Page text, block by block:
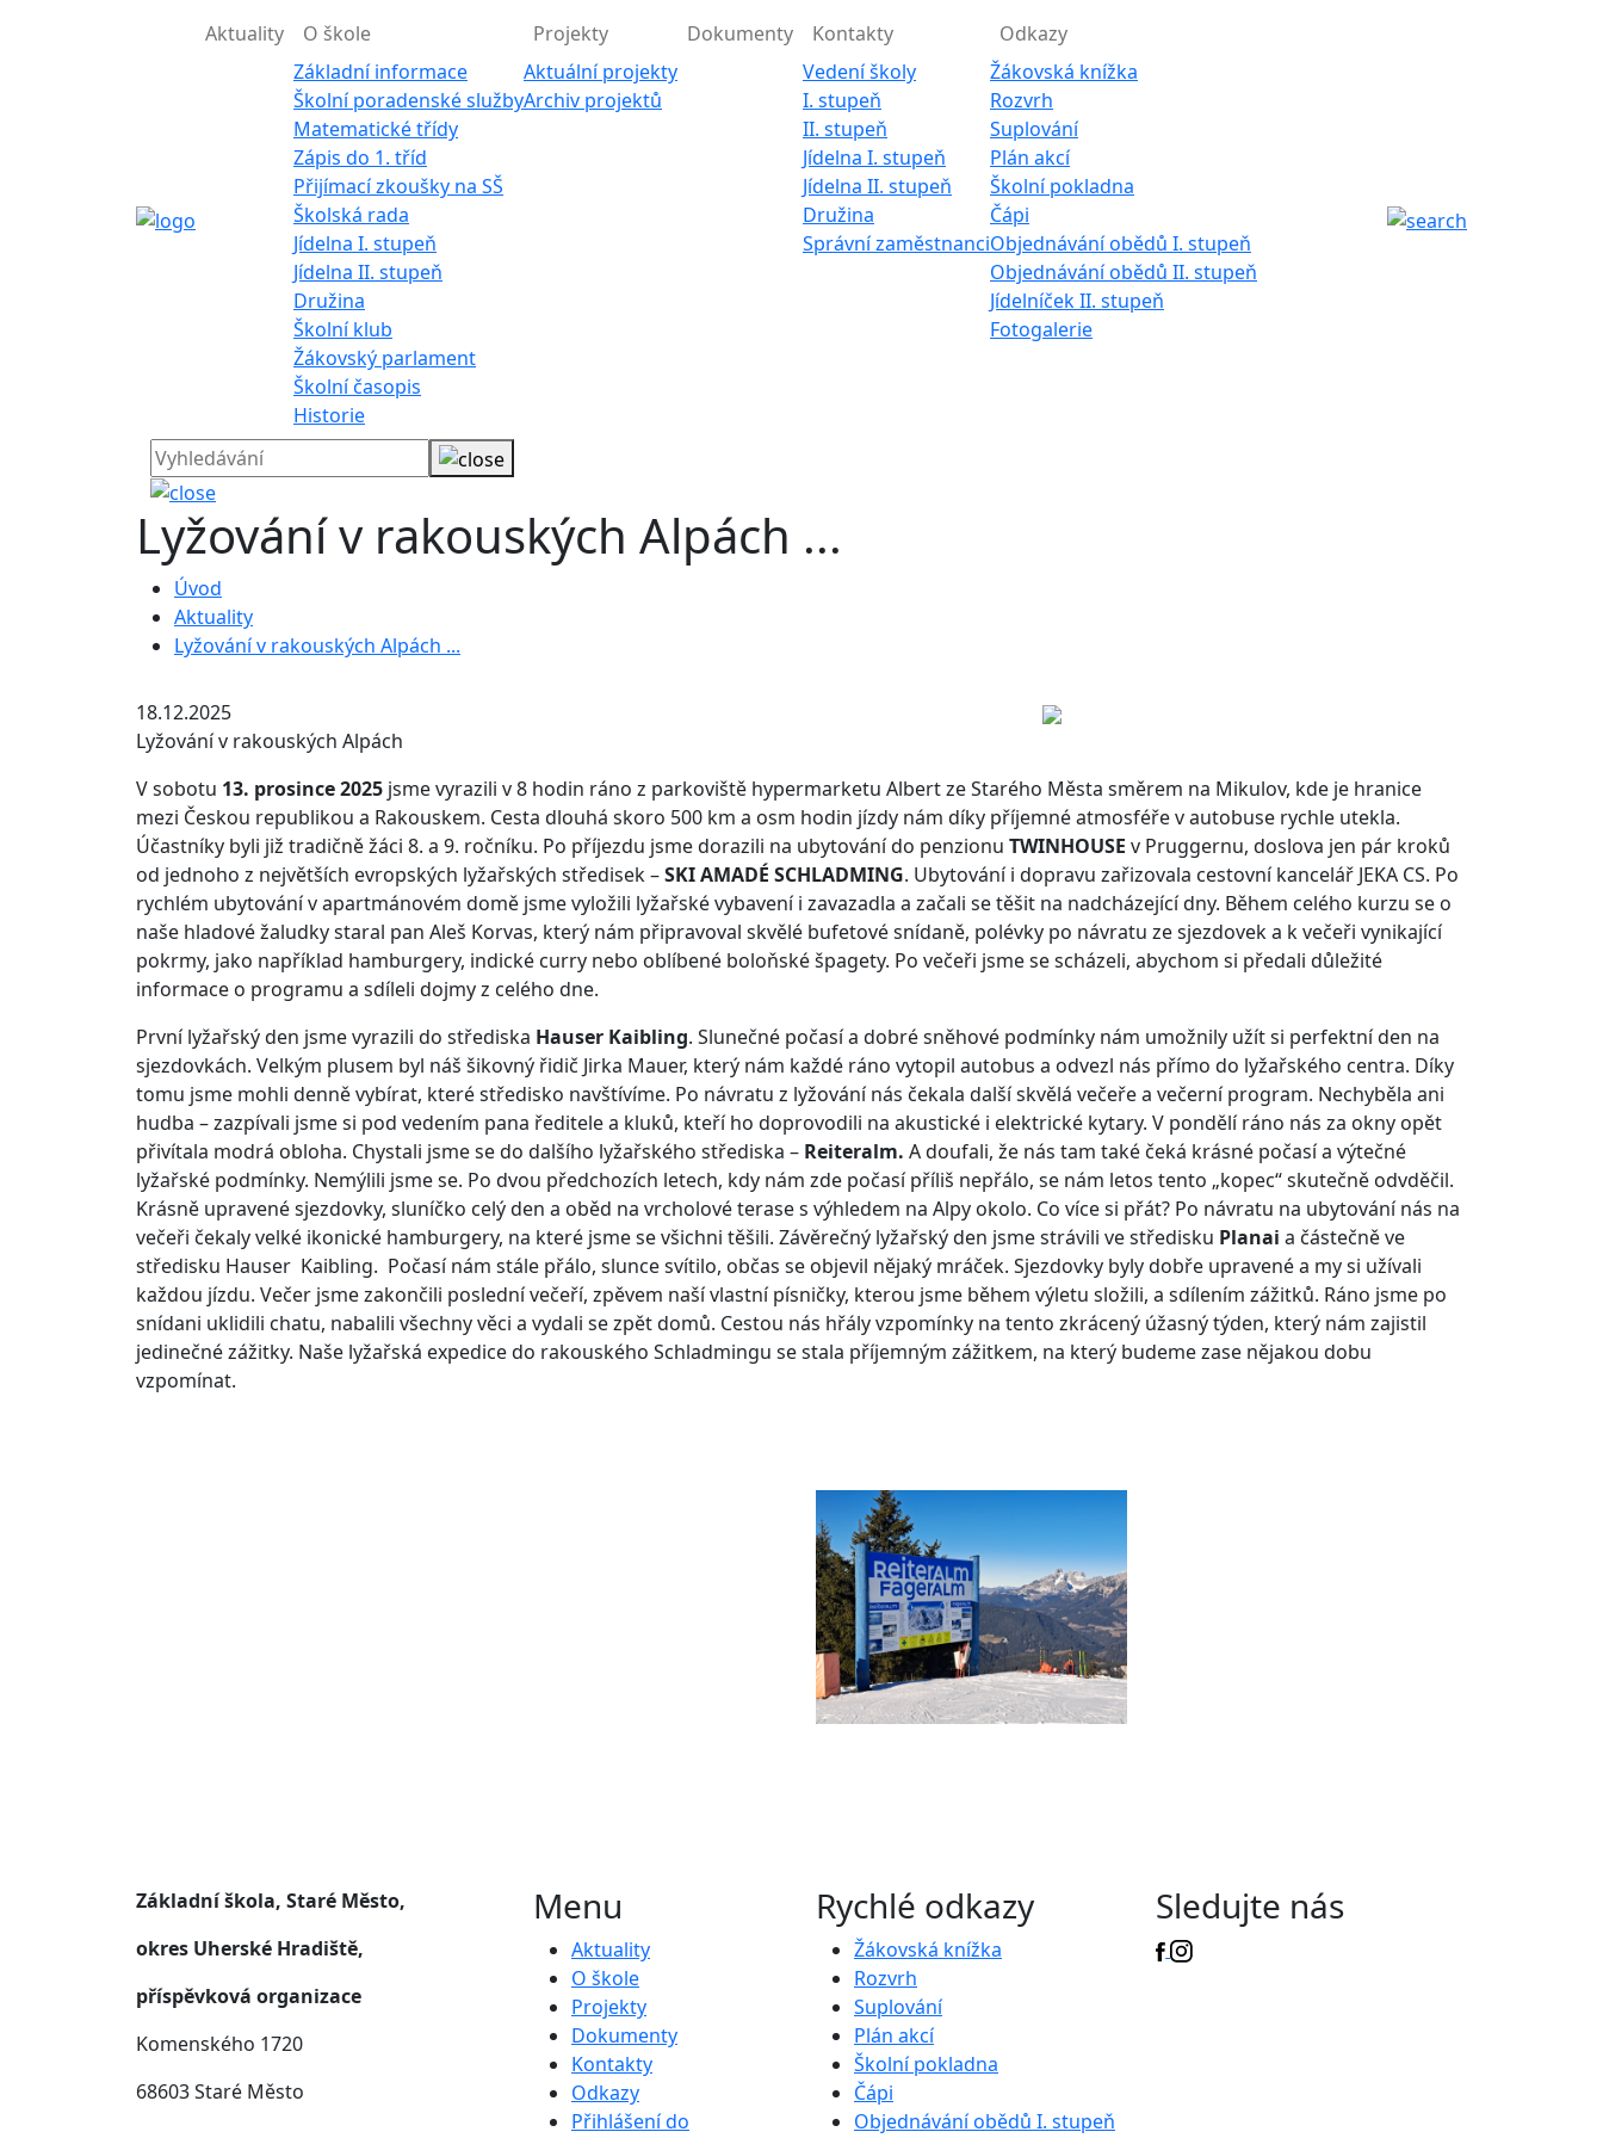
Aktuality
O škole
Základní informace
Školní poradenské služby
Matematické třídy
Zápis do 1. tříd
Přijímací zkoušky na SŠ
Školská rada
Jídelna I. stupeň
Jídelna II. stupeň
Družina
Školní klub
Žákovský parlament
Školní časopis
Historie
Projekty
Aktuální projekty
Archiv projektů
Dokumenty
Kontakty
Vedení školy
I. stupeň
II. stupeň
Jídelna I. stupeň
Jídelna II. stupeň
Družina
Správní zaměstnanci
Odkazy
Žákovská knížka
Rozvrh
Suplování
Plán akcí
Školní pokladna
Čápi
Objednávání obědů I. stupeň
Objednávání obědů II. stupeň
Jídelníček II. stupeň
Fotogalerie
Lyžování v rakouských Alpách ...
Úvod
Aktuality
Lyžování v rakouských Alpách ...
18.12.2025
Lyžování v rakouských Alpách
V sobotu 13. prosince 2025 jsme vyrazili v 8 hodin ráno z parkoviště hypermarketu Albert ze Starého Města směrem na Mikulov, kde je hranice
mezi Českou republikou a Rakouskem. Cesta dlouhá skoro 500 km a osm hodin jízdy nám díky příjemné atmosféře v autobuse rychle utekla.
Účastníky byli již tradičně žáci 8. a 9. ročníku. Po příjezdu jsme dorazili na ubytování do penzionu TWINHOUSE v Pruggernu, doslova jen pár kroků
od jednoho z největších evropských lyžařských středisek –SKI AMADÉ SCHLADMING. Ubytování i dopravu zařizovala cestovní kancelář JEKA CS. Po
rychlém ubytování v apartmánovém domě jsme vyložili lyžařské vybavení i zavazadla a začali se těšit na nadcházející dny. Během celého kurzu se o
naše hladové žaludky staral pan Aleš Korvas, který nám připravoval skvělé bufetové snídaně, polévky po návratu ze sjezdovek a k večeři vynikající
pokrmy, jako například hamburgery, indické curry nebo oblíbené boloňské špagety. Po večeři jsme se scházeli, abychom si předali důležité
informace o programu a sdíleli dojmy z celého dne.
První lyžařský den jsme vyrazili do střediska Hauser Kaibling. Slunečné počasí a dobré sněhové podmínky nám umožnily užít si perfektní den na
sjezdovkách. Velkým plusem byl náš šikovný řidič Jirka Mauer, který nám každé ráno vytopil autobus a odvezl nás přímo do lyžařského centra. Díky
tomu jsme mohli denně vybírat, které středisko navštívíme. Po návratu z lyžování nás čekala další skvělá večeře a večerní program. Nechyběla ani
hudba – zazpívali jsme si pod vedením pana ředitele a kluků, kteří ho doprovodili na akustické i elektrické kytary. V pondělí ráno nás za okny opět
přivítala modrá obloha. Chystali jsme se do dalšího lyžařského střediska – Reiteralm. A doufali, že nás tam také čeká krásné počasí a výtečné
lyžařské podmínky. Nemýlili jsme se. Po dvou předchozích letech, kdy nám zde počasí příliš nepřálo, se nám letos tento „kopec“ skutečně odvděčil.
Krásně upravené sjezdovky, sluníčko celý den a oběd na vrcholové terase s výhledem na Alpy okolo. Co více si přát? Po návratu na ubytování nás na
večeři čekaly velké ikonické hamburgery, na které jsme se všichni těšili. Závěrečný lyžařský den jsme strávili ve středisku Planai a částečně ve
středisku Hauser Kaibling. Počasí nám stále přálo, slunce svítilo, občas se objevil nějaký mráček. Sjezdovky byly dobře upravené a my si užívali
každou jízdu. Večer jsme zakončili poslední večeří, zpěvem naší vlastní písničky, kterou jsme během výletu složili, a sdílením zážitků. Ráno jsme po
snídani uklidili chatu, nabalili všechny věci a vydali se zpět domů. Cestou nás hřály vzpomínky na tento zkrácený úžasný týden, který nám zajistil
jedinečné zážitky. Naše lyžařská expedice do rakouského Schladmingu se stala příjemným zážitkem, na který budeme zase nějakou dobu
vzpomínat.
Základní škola, Staré Město,
okres Uherské Hradiště,
příspěvková organizace
Komenského 1720
68603 Staré Město
Menu
Aktuality
O škole
Projekty
Dokumenty
Kontakty
Odkazy
Přihlášení do
Rychlé odkazy
Žákovská knížka
Rozvrh
Suplování
Plán akcí
Školní pokladna
Čápi
Objednávání obědů I. stupeň
Sledujte nás